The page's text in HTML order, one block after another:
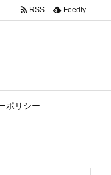
ポリシー
RSS Feedly